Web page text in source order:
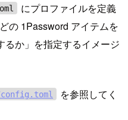
にプロファイルを定義
の 1Password アイテムを
るか」を指定するイメージ
config.toml
を参照してく